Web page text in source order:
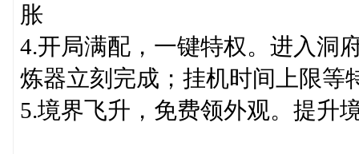
胀
4.开局满配，一键特权。进入洞
炼器立刻完成；挂机时间上限等
5.境界飞升，免费领外观。提升